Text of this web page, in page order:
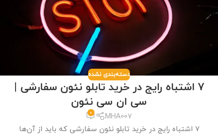
دسته‌بندی نشده
7 اشتباه رایج در خرید تابلو نئون سفارشی |
سی ان سی نئون
MHA007
0
7 اشتباه رایج در خرید تابلو نئون سفارشی که باید از آن‌ها